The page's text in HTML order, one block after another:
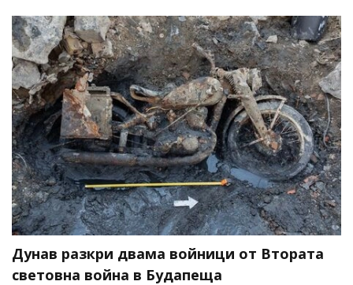
Дунав разкри двама войници от Втората
световна война в Будапеща